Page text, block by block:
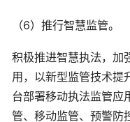
（6）推行智慧监管。
积极推进智慧执法，加
用，以新型监管技术提
台部署移动执法监管应
管、移动监管、预警防